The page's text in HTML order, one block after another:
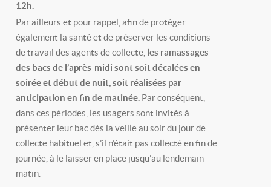
12h.
Par ailleurs et pour rappel, afin de protéger
également la santé et de préserver les conditions
de travail des agents de collecte, les ramassages
des bacs de l’après-midi sont soit décalées en
soirée et début de nuit, soit réalisées par
anticipation en fin de matinée. Par conséquent,
dans ces périodes, les usagers sont invités à
présenter leur bac dès la veille au soir du jour de
collecte habituel et, s’il n’était pas collecté en fin de
journée, à le laisser en place jusqu’au lendemain
matin.